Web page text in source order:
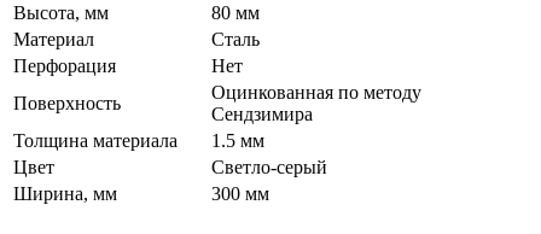
Высота, мм
80 мм
Материал
Сталь
Перфорация
Нет
Поверхность
Оцинкованная по методу
Сендзимира
Толщина материала
1.5 мм
Цвет
Светло-серый
Ширина, мм
300 мм